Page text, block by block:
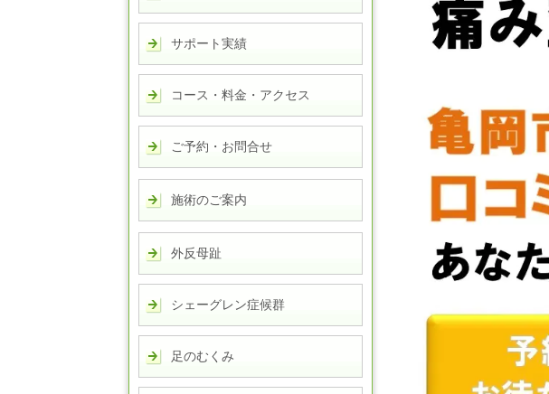
サポート実績
コース・料金・アクセス
ご予約・お問合せ
施術のご案内
外反母趾
シェーグレン症候群
足のむくみ